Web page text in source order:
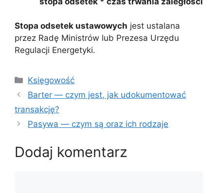
Stopa odsetek ustawowych jest ustalana
przez Radę Ministrów lub Prezesa Urzędu
Regulacji Energetyki.
Kategorie
Księgowość
Barter — czym jest, jak udokumentować
transakcję?
Pasywa — czym są oraz ich rodzaje
Dodaj komentarz